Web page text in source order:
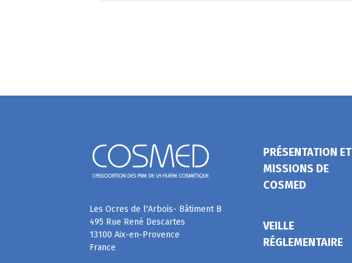
Les Ocres de l'Arbois- Bâtiment B
495 Rue René Descartes
13100 Aix-en-Provence
France
PRÉSENTATION ET
MISSIONS DE
COSMED
VEILLE
RÉGLEMENTAIRE